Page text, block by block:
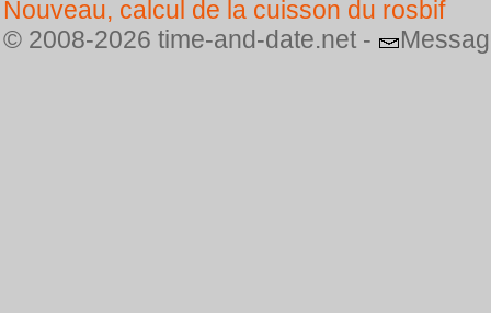
Nouveau, calcul de la cuisson du rosbif
© 2008-2026 time-and-date.net -